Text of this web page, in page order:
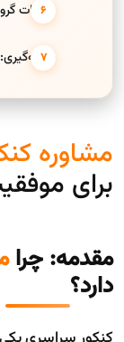
خدمات گروه
نتیجه‌گیری:
مشاوره
برای
مقدمه: چرا
دارد؟